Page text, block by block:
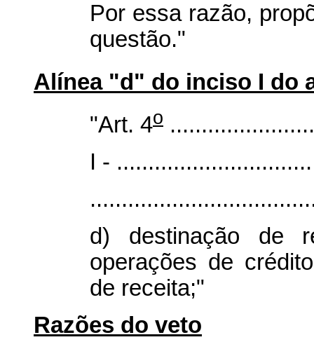
Por essa razão,
questão."
Alínea "d" do inciso I do
"Art. 4o
I -
d) destinação de
operações de
de receita;"
Razões do veto